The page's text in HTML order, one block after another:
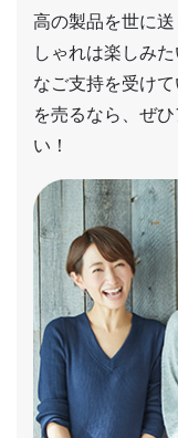
高の製品を世に
しゃれは楽しみ
なご支持を受け
を売るなら、ぜ
い！